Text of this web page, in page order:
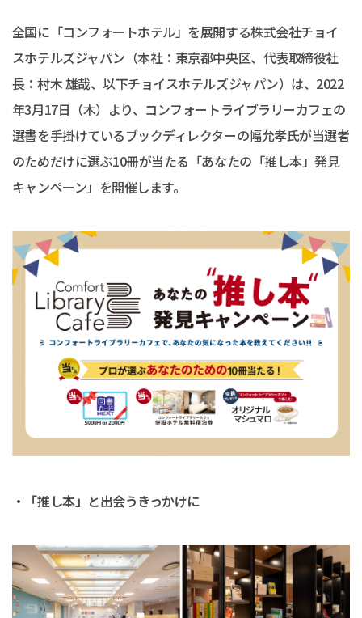
全国に「コンフォートホテル」を展開する株式会社チョイ
スホテルズジャパン（本社：東京都中央区、代表取締役社
長：村木 雄哉、以下チョイスホテルズジャパン）は、2022
年3月17日（木）より、コンフォートライブラリーカフェの
選書を手掛けているブックディレクターの幅允孝氏が当選者
のためだけに選ぶ10冊が当たる「あなたの「推し本」発見
キャンペーン」を開催します。
・「推し本」と出会うきっかけに